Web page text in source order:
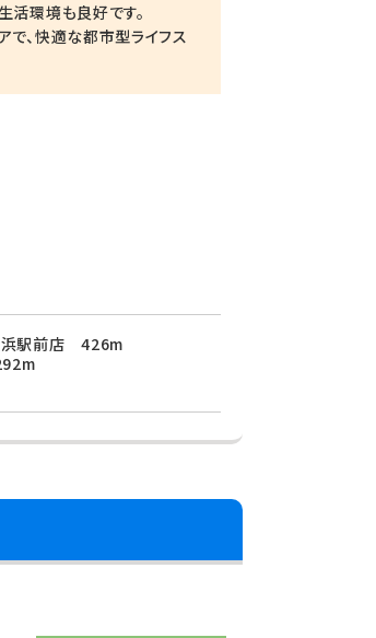
活環境も良好です。
、快適な都市型ライフス
浜駅前店 426m